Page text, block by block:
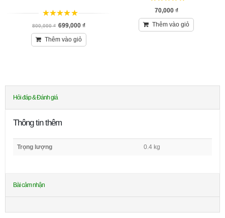
trên 5
800,000₫ 699,000₫
Thêm vào giỏ
trên 5
70,000 ₫
Thêm vào giỏ
Hỏi đáp & Đánh giá
Thông tin thêm
Trọng lượng 0.4 kg
Bài cảm nhận